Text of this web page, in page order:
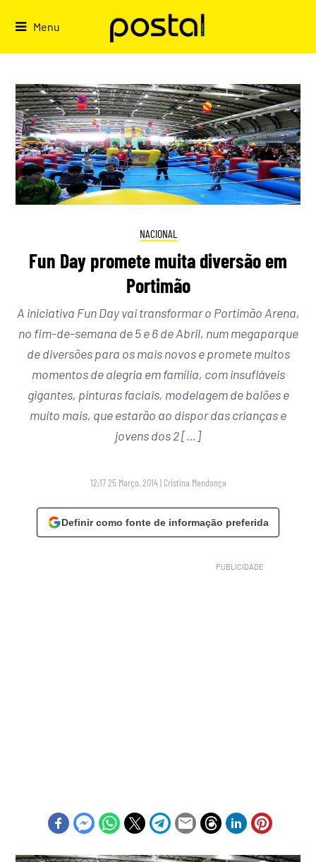
Menu
NACIONAL
Fun Day promete muita diversão em
Portimão
A iniciativa Fun Day vai transformar o Portimão Arena,
no fim-de-semana de 5 e 6 de Abril, num megaparque
de diversões para os mais novos e promete muitos
momentos de alegria em família, com insufláveis
gigantes, pinturas faciais, modelagem de balões e
muito mais, que estarão ao dispor das crianças e
jovens dos 2 […]
12:17 25 Março, 2014 | Cristina Mendonça
Definir como fonte de informação preferida